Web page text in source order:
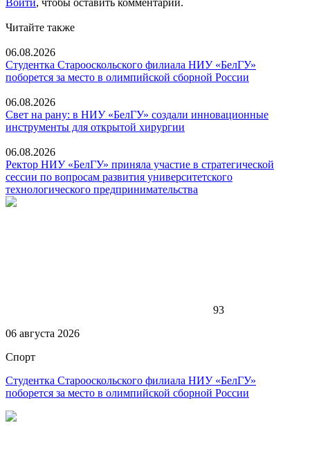
Читайте также
06.08.2026
Студентка Старооскольского филиала НИУ «БелГУ»
поборется за место в олимпийской сборной России
06.08.2026
Свет на рану: в НИУ «БелГУ» создали инновационные
инструменты для открытой хирургии
06.08.2026
Ректор НИУ «БелГУ» приняла участие в стратегической
сессии по вопросам развития университетского
технологического предпринимательства
93
06 августа 2026
Спорт
Студентка Старооскольского филиала НИУ «БелГУ»
поборется за место в олимпийской сборной России